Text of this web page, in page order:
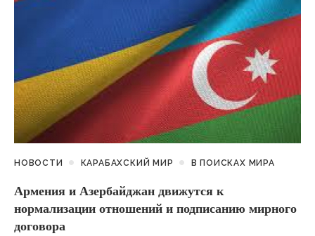
НОВОСТИ КАРАБАХСКИЙ МИР В ПОИСКАХ МИРА
Армения и Азербайджан движутся к
нормализации отношений и подписанию мирного
договора